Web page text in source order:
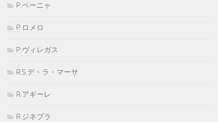
P.ペーニャ
P.ロメロ
P.ヴィレガス
R.S.デ・ラ・マーサ
R.アギーレ
R.ジネブラ